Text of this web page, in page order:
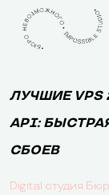
ЛУЧШИЕ
API:
СБОЕВ
Digital студия